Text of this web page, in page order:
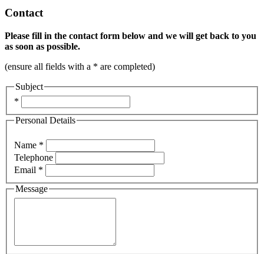
Contact
Please fill in the contact form below and we will get back to you
as soon as possible.
(ensure all fields with a * are completed)
Subject
*
Personal Details
Name *
Telephone
Email *
Message